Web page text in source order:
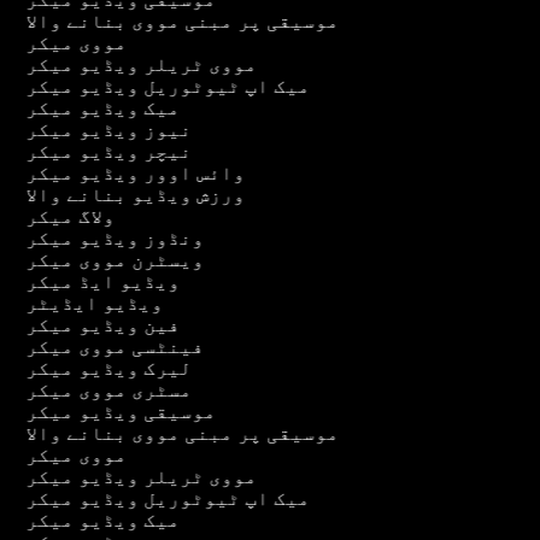
موسیقی پر مبنی مووی بنانے والا
مووی میکر
مووی ٹریلر ویڈیو میکر
میک اپ ٹیوٹوریل ویڈیو میکر
میک ویڈیو میکر
نیوز ویڈیو میکر
نیچر ویڈیو میکر
وائس اوور ویڈیو میکر
ورزش ویڈیو بنانے والا
ولاگ میکر
ونڈوز ویڈیو میکر
ویسٹرن مووی میکر
ویڈیو ایڈ میکر
ویڈیو ایڈیٹر
فین ویڈیو میکر
فینٹسی مووی میکر
لیرک ویڈیو میکر
مسٹری مووی میکر
موسیقی ویڈیو میکر
موسیقی پر مبنی مووی بنانے والا
مووی میکر
مووی ٹریلر ویڈیو میکر
میک اپ ٹیوٹوریل ویڈیو میکر
میک ویڈیو میکر